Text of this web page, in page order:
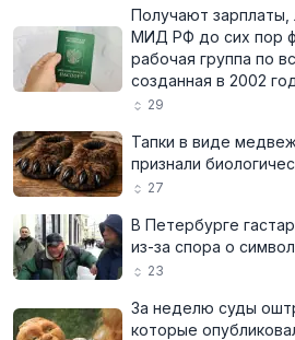
Получают зарплаты,
МИД РФ до сих пор
рабочая группа по
созданная в 2002
29
Тапки в виде
признали
27
В Петербурге
из-за спора о
23
За неделю суды
которые